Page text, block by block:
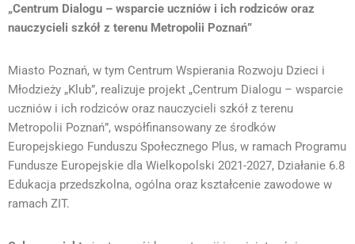
„Centrum Dialogu – wsparcie uczniów i ich rodziców oraz
nauczycieli szkół z terenu Metropolii Poznań”
Miasto Poznań, w tym Centrum Wspierania Rozwoju Dzieci i
Młodzieży „Klub”, realizuje projekt „Centrum Dialogu – wsparcie
uczniów i ich rodziców oraz nauczycieli szkół z terenu
Metropolii Poznań”, współfinansowany ze środków
Europejskiego Funduszu Społecznego Plus, w ramach Programu
Fundusze Europejskie dla Wielkopolski 2021-2027, Działanie 6.8
Edukacja przedszkolna, ogólna oraz kształcenie zawodowe w
ramach ZIT.